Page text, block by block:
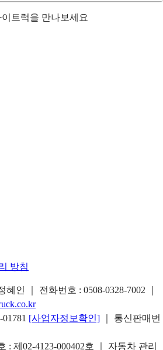
트럭을 만나보세요
방침
혜인 ｜ 전화번호 : 0508-0328-7002
[사업자정보확인]
｜ 통신판매번
: 제02-4123-000402호 ｜ 자동차 관리